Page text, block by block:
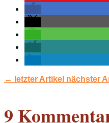
← letzter Artikel nächster
9